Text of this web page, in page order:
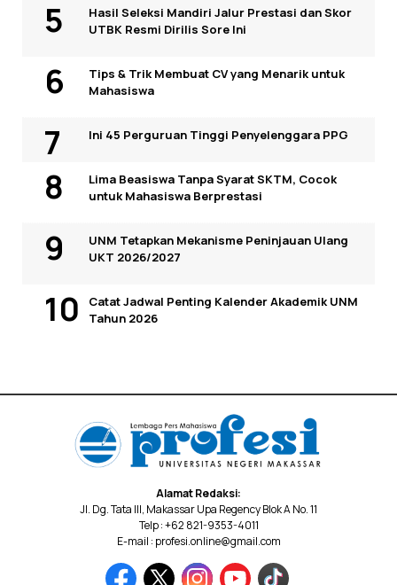
Hasil Seleksi Mandiri Jalur Prestasi dan Skor
UTBK Resmi Dirilis Sore Ini
Tips & Trik Membuat CV yang Menarik untuk
Mahasiswa
Ini 45 Perguruan Tinggi Penyelenggara PPG
Lima Beasiswa Tanpa Syarat SKTM, Cocok
untuk Mahasiswa Berprestasi
UNM Tetapkan Mekanisme Peninjauan Ulang
UKT 2026/2027
Catat Jadwal Penting Kalender Akademik UNM
Tahun 2026
Alamat Redaksi:
Jl. Dg. Tata III, Makassar Upa Regency Blok A No. 11
Telp : +62 821-9353-4011
E-mail : profesi.online@gmail.com